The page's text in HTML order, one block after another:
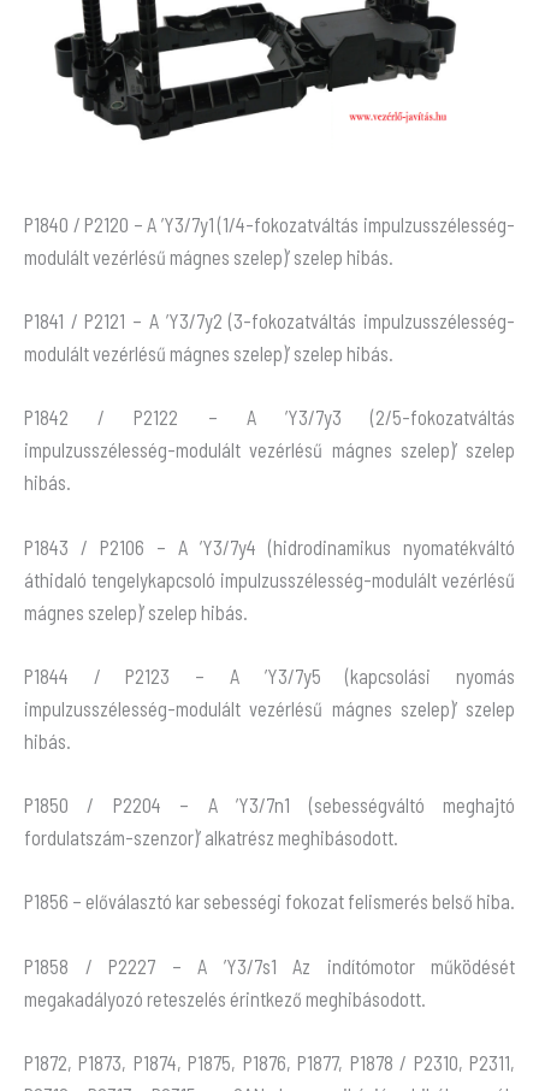
P1840 / P2120 – A ’Y3/7y1 (1/4-fokozatváltás impulzusszélesség-
modulált vezérlésű mágnes szelep)’ szelep hibás.
P1841 / P2121 – A ’Y3/7y2 (3-fokozatváltás impulzusszélesség-
modulált vezérlésű mágnes szelep)’ szelep hibás.
P1842 / P2122 – A ’Y3/7y3 (2/5-fokozatváltás
impulzusszélesség-modulált vezérlésű mágnes szelep)’ szelep
hibás.
P1843 / P2106 – A ’Y3/7y4 (hidrodinamikus nyomatékváltó
áthidaló tengelykapcsoló impulzusszélesség-modulált vezérlésű
mágnes szelep)’ szelep hibás.
P1844 / P2123 – A ’Y3/7y5 (kapcsolási nyomás
impulzusszélesség-modulált vezérlésű mágnes szelep)’ szelep
hibás.
P1850 / P2204 – A ’Y3/7n1 (sebességváltó meghajtó
fordulatszám-szenzor)’ alkatrész meghibásodott.
P1856 – előválasztó kar sebességi fokozat felismerés belső hiba.
P1858 / P2227 – A ’Y3/7s1 Az indítómotor működését
megakadályozó reteszelés érintkező meghibásodott.
P1872, P1873, P1874, P1875, P1876, P1877, P1878 / P2310, P2311,